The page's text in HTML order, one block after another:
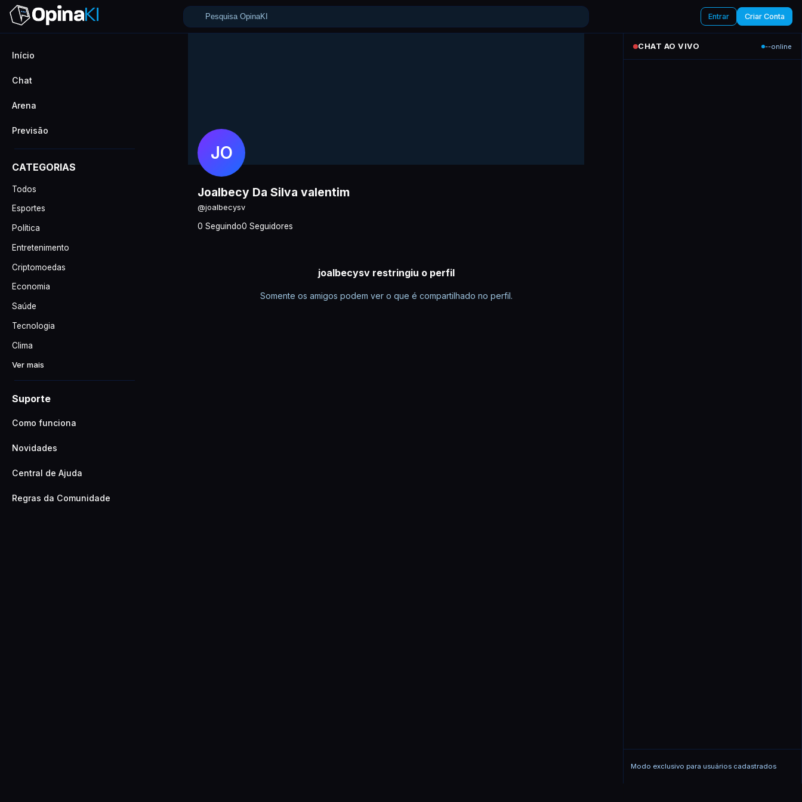
Entrar Criar Conta
Início
Chat
Arena
Previsão
CATEGORIAS
Todos
Esportes
Política
Entretenimento
Criptomoedas
Economia
Saúde
Tecnologia
Clima
Ver mais
Suporte
Como funciona
Novidades
Central de Ajuda
Regras da Comunidade
JO
Joalbecy Da Silva valentim
@joalbecysv
0 Seguindo0 Seguidores
joalbecysv restringiu o perfil
Somente os amigos podem ver o que é compartilhado no perfil.
CHAT AO VIVO --online
Modo exclusivo para usuários cadastrados